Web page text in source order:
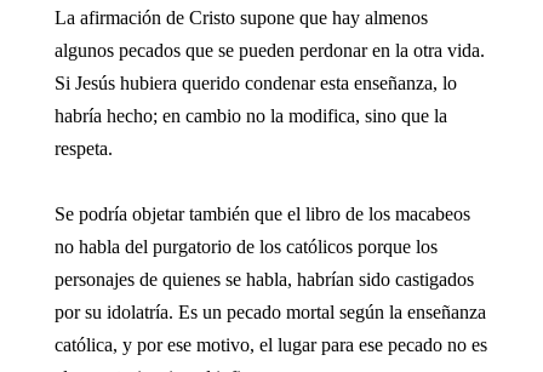
La afirmación de Cristo supone que hay almenos
algunos pecados que se pueden perdonar en la otra vida.
Si Jesús hubiera querido condenar esta enseñanza, lo
habría hecho; en cambio no la modifica, sino que la
respeta.
Se podría objetar también que el libro de los macabeos
no habla del purgatorio de los católicos porque los
personajes de quienes se habla, habrían sido castigados
por su idolatría. Es un pecado mortal según la enseñanza
católica, y por ese motivo, el lugar para ese pecado no es